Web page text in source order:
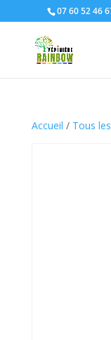
07 60 52 46
Accueil / Tous